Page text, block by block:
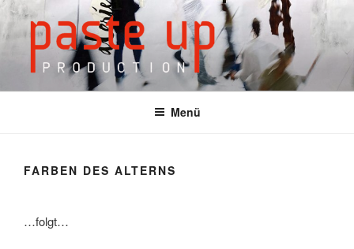
Zum
Inhalt
springen
Menü
FARBEN DES ALTERNS
…folgt…